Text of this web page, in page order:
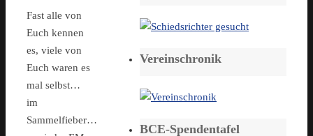
Fast alle von
Euch kennen
es, viele von
Euch waren es
mal selbst…
im
Sammelfieber…
Vereinschronik
BCE-Spendentafel